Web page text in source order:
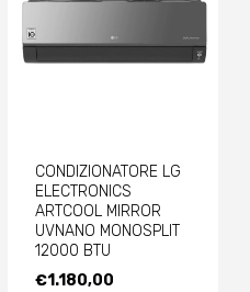
CONDIZIONATORE LG
ELECTRONICS
ARTCOOL MIRROR
UVNANO MONOSPLIT
12000 BTU
€1.180,00